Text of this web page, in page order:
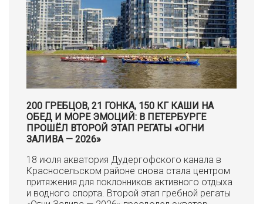
200 ГРЕБЦОВ, 21 ГОНКА, 150 КГ КАШИ НА
ОБЕД И МОРЕ ЭМОЦИЙ: В ПЕТЕРБУРГЕ
ПРОШЁЛ ВТОРОЙ ЭТАП РЕГАТЫ «ОГНИ
ЗАЛИВА — 2026»
18 июля акватория Дудергофского канала в
Красносельском районе снова стала центром
притяжения для поклонников активного отдыха
и водного спорта. Второй этап гребной регаты